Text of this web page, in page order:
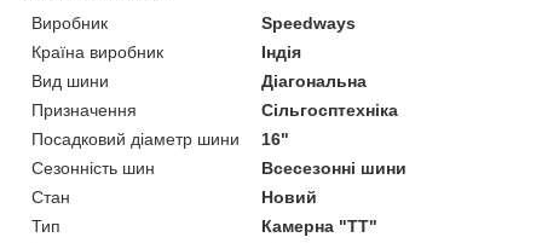
Виробник
Speedways
Країна виробник
Індія
Вид шини
Діагональна
Призначення
Сільгосптехніка
Посадковий діаметр шини
16"
Сезонність шин
Всесезонні шини
Стан
Новий
Тип
Камерна "TT"